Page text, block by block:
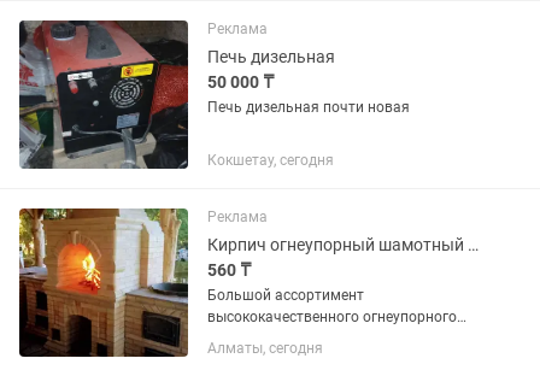
Реклама
Печь дизельная
50 000 ₸
Печь дизельная почти новая
Кокшетау, сегодня
Реклама
Кирпич огнеупорный шамотный общего назначения
560 ₸
Большой ассортимент
высококачественного огнеупорного
шамотного кирпича, более 17
наименований и размеров!
Алматы, сегодня